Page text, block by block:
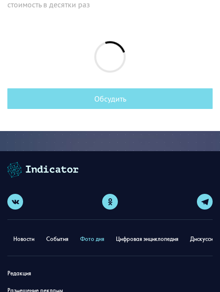
стоимость в десятки раз
Обсудить
Новости События Фото дня Цифровая энциклопедия
Редакция
Размещение рекламы